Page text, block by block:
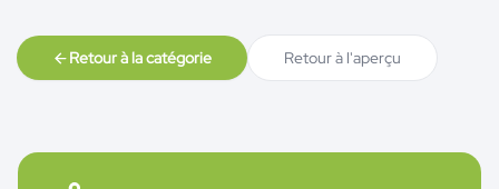
Retour à la catégorie Retour à l'aperçu